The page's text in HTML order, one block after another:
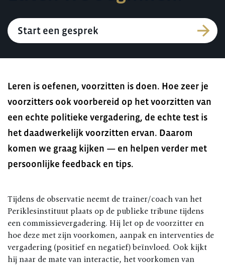
Start een gesprek
Leren is oefenen, voorzitten is doen. Hoe zeer je
voorzitters ook voorbereid op het voorzitten van
een echte politieke vergadering, de echte test is
het daadwerkelijk voorzitten ervan. Daarom
komen we graag kijken — en helpen verder met
persoonlijke feedback en tips.
Tijdens de observatie neemt de trainer/coach van het
Periklesinstituut plaats op de publieke tribune tijdens
een commissievergadering. Hij let op de voorzitter en
hoe deze met zijn voorkomen, aanpak en interventies de
vergadering (positief en negatief) beïnvloed. Ook kijkt
hij naar de mate van interactie, het voorkomen van